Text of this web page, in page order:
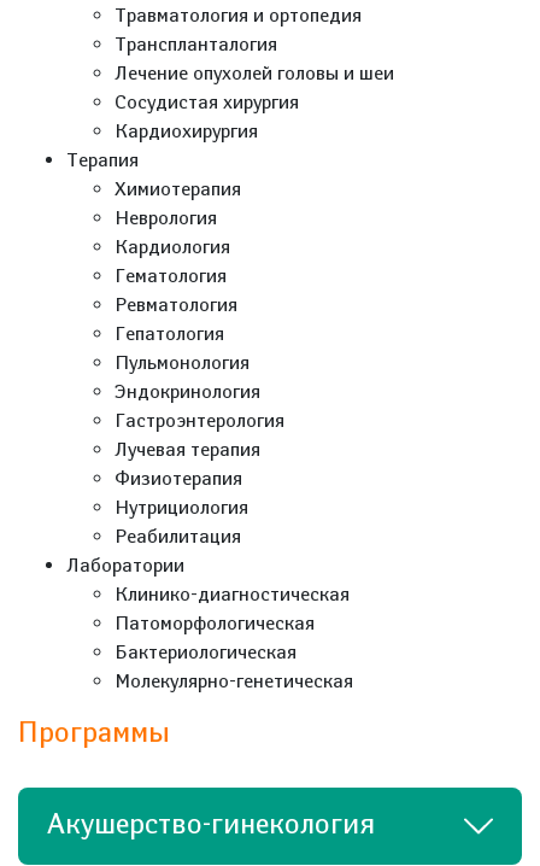
Травматология и ортопедия
Транспланталогия
Лечение опухолей головы и шеи
Сосудистая хирургия
Кардиохирургия
Терапия
Химиотерапия
Неврология
Кардиология
Гематология
Ревматология
Гепатология
Пульмонология
Эндокринология
Гастроэнтерология
Лучевая терапия
Физиотерапия
Нутрициология
Реабилитация
Лаборатории
Клинико-диагностическая
Патоморфологическая
Бактериологическая
Молекулярно-генетическая
Программы
Акушерство-гинекология